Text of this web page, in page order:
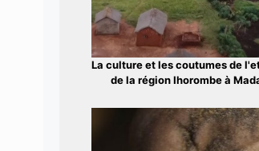
La culture et les coutumes de
de la région Ihorombe à